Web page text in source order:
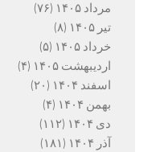
مرداد ۱۴۰۵
(۷۶)
تیر ۱۴۰۵
(۸)
خرداد ۱۴۰۵
(۵)
اردیبهشت ۱۴۰۵
(۴)
اسفند ۱۴۰۴
(۲۰)
بهمن ۱۴۰۴
(۴)
دی ۱۴۰۴
(۱۱۲)
آذر ۱۴۰۴
(۱۸۱)